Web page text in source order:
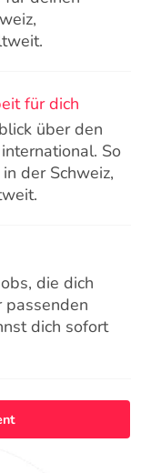
für dich
über den
So
der Schweiz,
die dich
passenden
dich sofort